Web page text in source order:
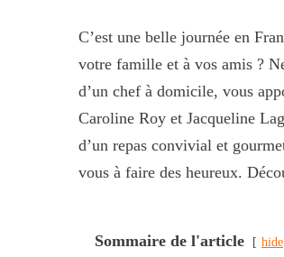
C’est une belle journée en
votre famille et à vos amis ?
d’un chef à domicile, vous
Caroline Roy et Jacqueline
d’un repas convivial et
vous à faire des heureux.
Sommaire de l'article hide